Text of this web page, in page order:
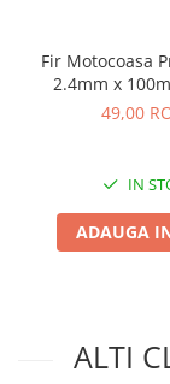
Diverse casa si
Diverse
Fir/Ata de legat
Foarfeci
Pila
Fir Motocoasa
2.4mm x
Dual, Fir
49,00
IN
ADAUGA
ALTI